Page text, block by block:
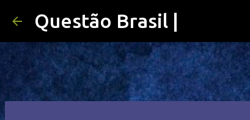
Questão Brasil |